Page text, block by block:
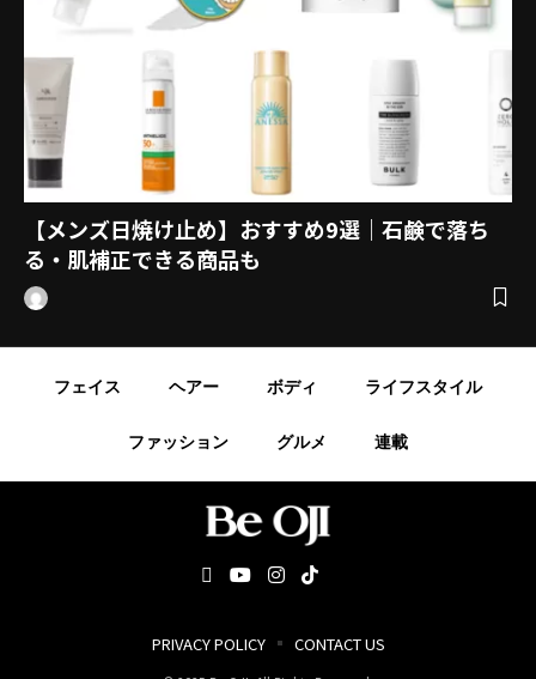
【メンズ日焼け止め】おすすめ9選｜石鹸で落ち
る・肌補正できる商品も
フェイス ヘアー ボディ ライフスタイル
ファッション グルメ 連載
PRIVACY POLICY CONTACT US